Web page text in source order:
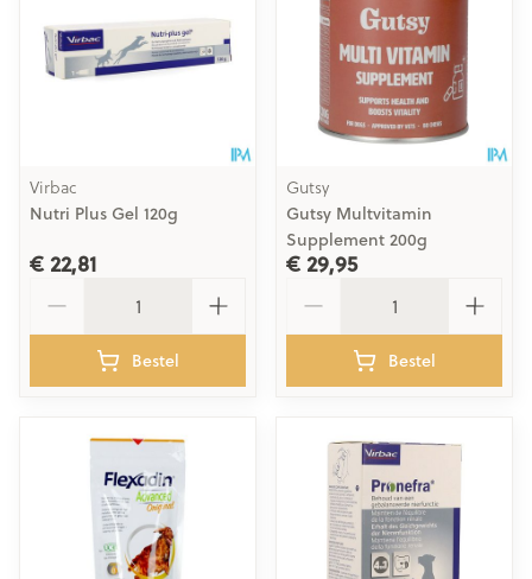
Virbac
Nutri Plus Gel 120g
€ 22,81
Bestel
Gutsy
Gutsy Multvitamin
Supplement 200g
€ 29,95
Bestel